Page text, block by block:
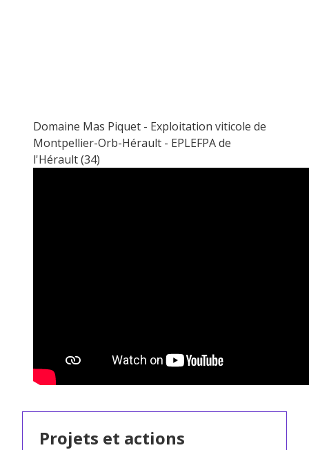
Domaine Mas Piquet - Exploitation viticole de
Montpellier-Orb-Hérault - EPLEFPA de
l'Hérault (34)
Projets et actions